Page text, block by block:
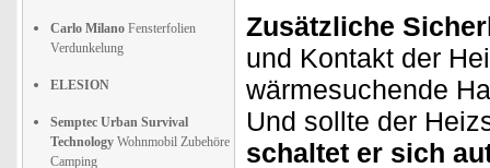
Carlo Milano Fensterfolien
Verdunkelung
ELESION
Semptec Urban Survival
Technology Wohnmobil Zubehöre
Camping
Zusätzliche
und Kontakt der
wärmesuchende
Und sollte der
schaltet er sich